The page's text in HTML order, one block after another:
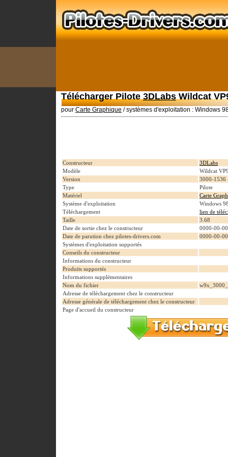
Télécharger Pilote3DLabsWildcat
pour Carte Graphique / systèmes d'exploitation : Windows
Constructeur
3DLabs
Modèle
Wildcat
Version
3000-1536
Type
Pilote
Matériel
Carte
Système d'exploitation
Windows
Téléchargement
lien de
Taille
3.68
Date de sortie chez le constructeur
0000-00-00
Date de parution chez pilotes-drivers.com
0000-00-00
Systèmes d'exploitation supportés
Conseils du constructeur
Informations du constructeur
Produits supportés
Informations supplémentaires
Nom du fichier
Adresse de téléchargement chez le constructeur
Adresse générale de téléchargement chez le constructeur
Page d'accueil du constructeur